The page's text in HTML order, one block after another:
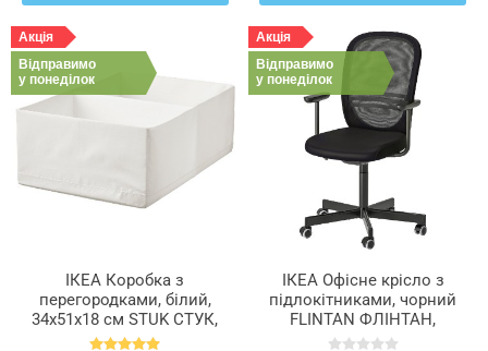
Акція
Відправимо
у понеділок
ІКЕА Коробка з
перегородками, білий,
34x51x18 см STUK СТУК,
904.744.43
Акція
Відправимо
у понеділок
ІКЕА Офісне крісло з
підлокітниками, чорний
FLINTAN ФЛІНТАН,
894.244.68